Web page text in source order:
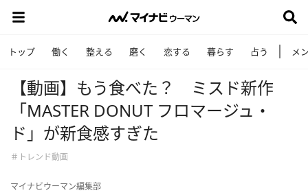
トップ 働く 整える 磨く 恋する 暮らす 占う メ
【動画】もう食べた？ ミスド新作
「MASTER DONUT フロマージュ・
ド」が新食感すぎた
＃トレンド動画
マイナビウーマン編集部